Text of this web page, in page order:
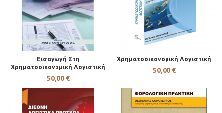
Εισαγωγή Στη
Χρηματοοικονομική Λογιστική
50,00 €
Χρηματοοικονομική Λογιστική
50,00 €